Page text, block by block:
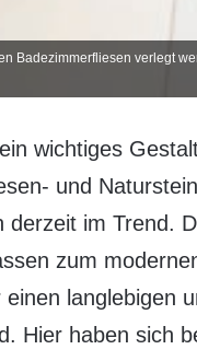
Badezimmerfliesen verlegt
wichtiges
und
derzeit im Trend.
zum
langlebigen
Hier haben sich